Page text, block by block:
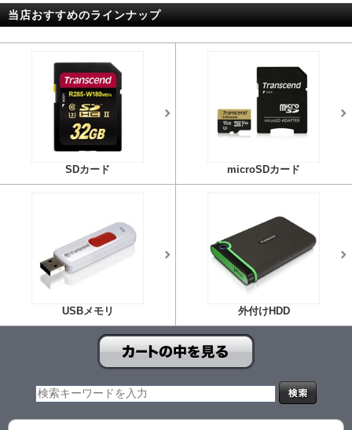
当店おすすめのラインナップ
SDカード microSDカード
USBメモリ 外付けHDD